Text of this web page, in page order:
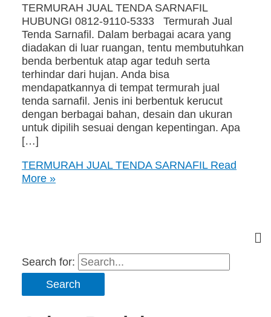
TERMURAH JUAL TENDA SARNAFIL
HUBUNGI 0812-9110-5333 Termurah Jual
Tenda Sarnafil. Dalam berbagai acara yang
diadakan di luar ruangan, tentu membutuhkan
benda berbentuk atap agar teduh serta
terhindar dari hujan. Anda bisa
mendapatkannya di tempat termurah jual
tenda sarnafil. Jenis ini berbentuk kerucut
dengan berbagai bahan, desain dan ukuran
untuk dipilih sesuai dengan kepentingan. Apa
[…]
TERMURAH JUAL TENDA SARNAFILRead
More »
Search for: